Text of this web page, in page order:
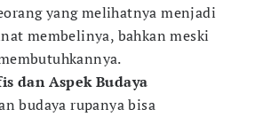
yang melihatnya menjadi
membelinya, bahkan meski
dan Aspek Budaya
budaya rupanya bisa